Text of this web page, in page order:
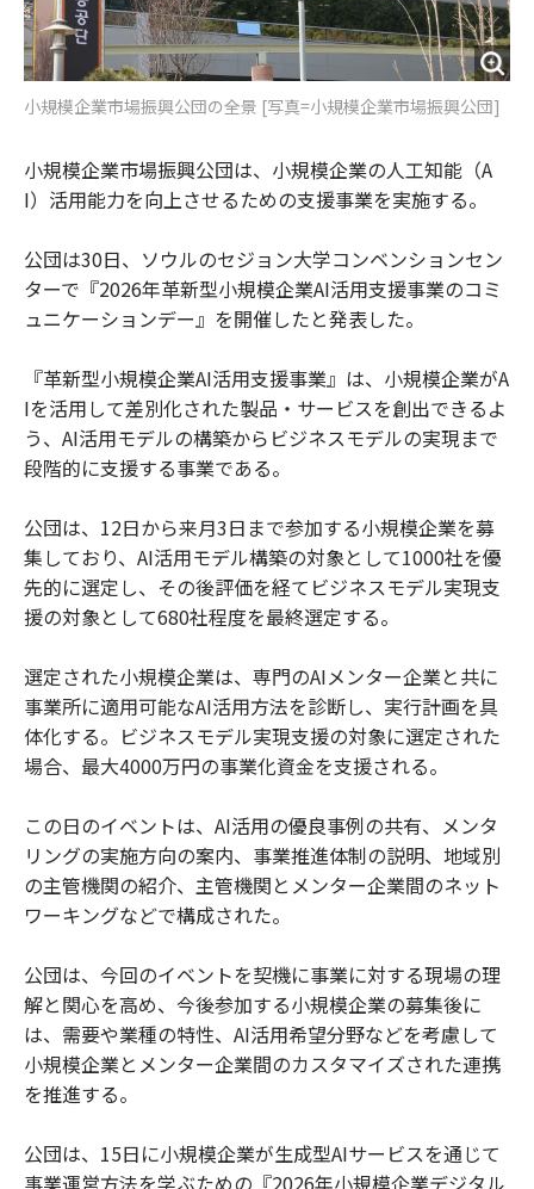
小規模企業市場振興公団の全景 [写真=小規模企業市場振興公団]
小規模企業市場振興公団は、小規模企業の人工知能（A
I）活用能力を向上させるための支援事業を実施する。
公団は30日、ソウルのセジョン大学コンベンションセン
ターで『2026年革新型小規模企業AI活用支援事業のコミ
ュニケーションデー』を開催したと発表した。
『革新型小規模企業AI活用支援事業』は、小規模企業がA
Iを活用して差別化された製品・サービスを創出できるよ
う、AI活用モデルの構築からビジネスモデルの実現まで
段階的に支援する事業である。
公団は、12日から来月3日まで参加する小規模企業を募
集しており、AI活用モデル構築の対象として1000社を優
先的に選定し、その後評価を経てビジネスモデル実現支
援の対象として680社程度を最終選定する。
選定された小規模企業は、専門のAIメンター企業と共に
事業所に適用可能なAI活用方法を診断し、実行計画を具
体化する。ビジネスモデル実現支援の対象に選定された
場合、最大4000万円の事業化資金を支援される。
この日のイベントは、AI活用の優良事例の共有、メンタ
リングの実施方向の案内、事業推進体制の説明、地域別
の主管機関の紹介、主管機関とメンター企業間のネット
ワーキングなどで構成された。
公団は、今回のイベントを契機に事業に対する現場の理
解と関心を高め、今後参加する小規模企業の募集後に
は、需要や業種の特性、AI活用希望分野などを考慮して
小規模企業とメンター企業間のカスタマイズされた連携
を推進する。
公団は、15日に小規模企業が生成型AIサービスを通じて
事業運営方法を学ぶための『2026年小規模企業デジタル